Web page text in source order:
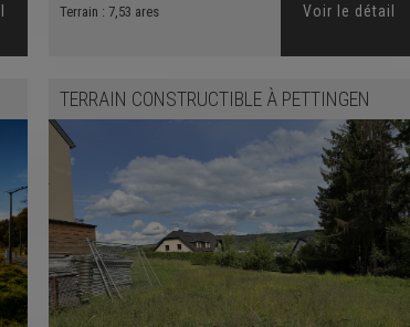
Terrain : 7,53 ares Voir le détail
TERRAIN CONSTRUCTIBLEÀ PETTINGEN